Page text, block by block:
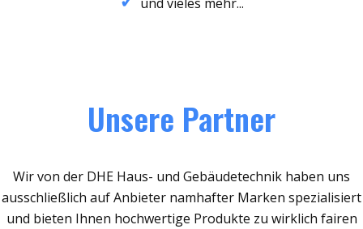
Unsere Partner
Wir von der DHE Haus- und Gebäudetechnik haben uns
ausschließlich auf Anbieter namhafter Marken spezialisiert
und bieten Ihnen hochwertige Produkte zu wirklich fairen